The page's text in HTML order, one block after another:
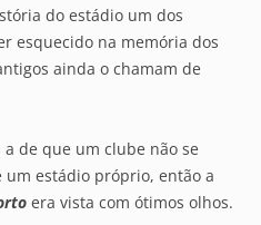
do estádio um dos
esquecido na memória dos
ainda o chamam de
de que um clube não se
um estádio próprio, então a
era vista com ótimos olhos.